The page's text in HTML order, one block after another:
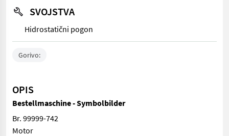
SVOJSTVA
Hidrostatični pogon
Gorivo:
OPIS
Bestellmaschine - Symbolbilder
Br. 99999-742
Motor